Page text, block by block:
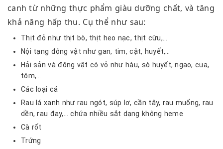
canh từ những thực phẩm giàu dưỡng chất, và tăng
khả năng hấp thu. Cụ thể như sau:
Thịt đỏ như thịt bò, thịt heo nạc, thịt cừu,…
Nội tạng động vật như gan, tim, cật, huyết,…
Hải sản và động vật có vỏ như hàu, sò huyết, ngao, cua,
tôm,…
Các loại cá
Rau lá xanh như rau ngót, súp lơ, cần tây, rau muống, rau
dền, rau đay,… chứa nhiều sắt dạng không heme
Cà rốt
Trứng